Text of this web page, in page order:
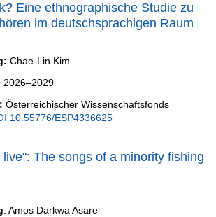
Eine ethnographische Studie zu
im deutschsprachigen Raum
Chae-Lin Kim
2026–2029
Österreichischer Wissenschaftsfonds
10.55776/ESP4336625
The songs of a minority fishing
: Amos Darkwa Asare